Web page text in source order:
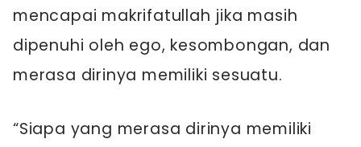
mencapai makrifatullah jika masih
dipenuhi oleh ego, kesombongan, dan
merasa dirinya memiliki sesuatu.
“Siapa yang merasa dirinya memiliki